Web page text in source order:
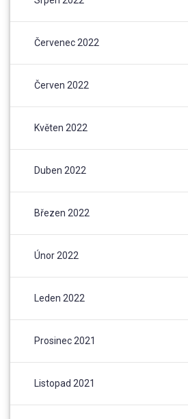
Červenec 2022
Červen 2022
Květen 2022
Duben 2022
Březen 2022
Únor 2022
Leden 2022
Prosinec 2021
Listopad 2021